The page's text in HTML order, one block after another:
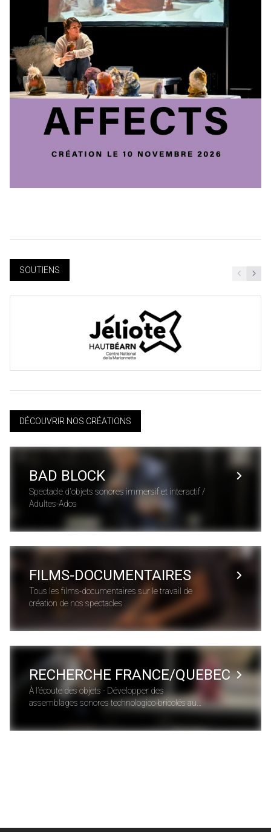
SOUTIENS
DÉCOUVRIR NOS CRÉATIONS
BAD BLOCK
Spectacle d'objets sonores immersif et interactif /
Adultes-Ados
FILMS-DOCUMENTAIRES
Tous les films-documentaires sur le travail de
création de nos spectacles
RECHERCHE FRANCE/QUEBEC
À l’écoute des objets - Développer des
assemblages sonores technologico-bricolés au
service de nouveaux imaginaires relationnels